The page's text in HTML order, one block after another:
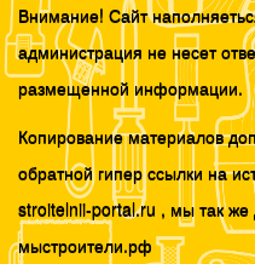
Внимание! Сайт
администрация не несет
размещенной информации.
Копирование материалов
обратной гипер ссылки на
stroitelnii-portal.ru , мы так же
мыстроители.рф